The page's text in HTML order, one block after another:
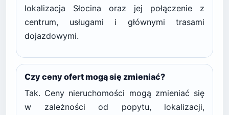
lokalizacja Słocina oraz jej połączenie z
centrum, usługami i głównymi trasami
dojazdowymi.
Czy ceny ofert mogą się zmieniać?
Tak. Ceny nieruchomości mogą zmieniać się
w zależności od popytu, lokalizacji,